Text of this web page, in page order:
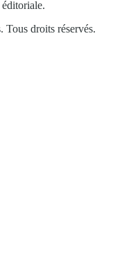
droits réservés.